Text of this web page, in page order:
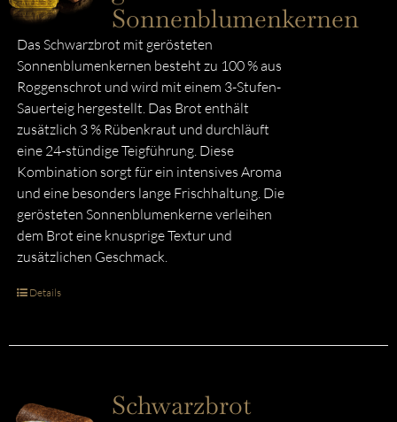
Sonnenblumenkernen
Das Schwarzbrot mit gerösteten
Sonnenblumenkernen besteht zu 100 % aus
Roggenschrot und wird mit einem 3-Stufen-
Sauerteig hergestellt. Das Brot enthält
zusätzlich 3 % Rübenkraut und durchläuft
eine 24-stündige Teigführung. Diese
Kombination sorgt für ein intensives Aroma
und eine besonders lange Frischhaltung. Die
gerösteten Sonnenblumenkerne verleihen
dem Brot eine knusprige Textur und
zusätzlichen Geschmack.
Details
Schwarzbrot